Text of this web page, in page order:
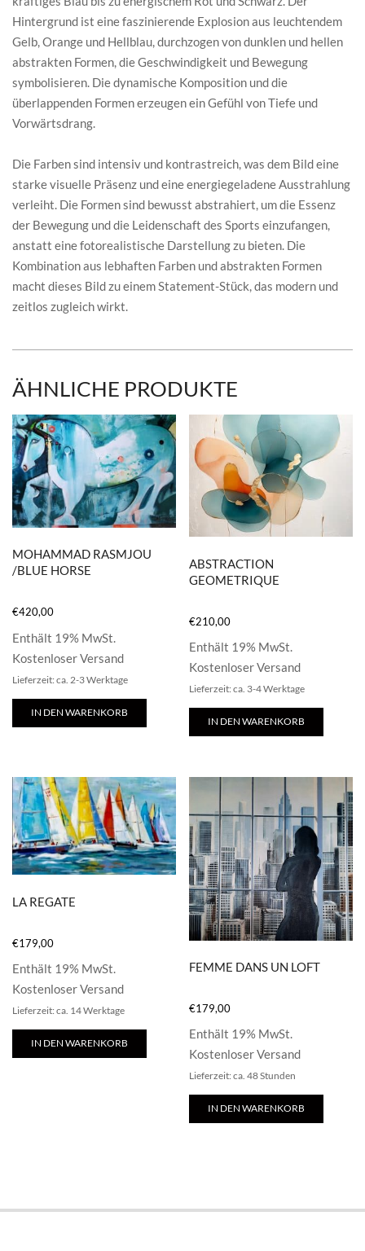
Hintergrund ist eine faszinierende Explosion aus leuchtendem
Gelb, Orange und Hellblau, durchzogen von dunklen und hellen
abstrakten Formen, die Geschwindigkeit und Bewegung
symbolisieren. Die dynamische Komposition und die
überlappenden Formen erzeugen ein Gefühl von Tiefe und
Vorwärtsdrang.
Die Farben sind intensiv und kontrastreich, was dem Bild eine
starke visuelle Präsenz und eine energiegeladene Ausstrahlung
verleiht. Die Formen sind bewusst abstrahiert, um die Essenz
der Bewegung und die Leidenschaft des Sports einzufangen,
anstatt eine fotorealistische Darstellung zu bieten. Die
Kombination aus lebhaften Farben und abstrakten Formen
macht dieses Bild zu einem Statement-Stück, das modern und
zeitlos zugleich wirkt.
ÄHNLICHE PRODUKTE
MOHAMMAD RASMJOU
/BLUE HORSE
€420,00
Enthält 19% MwSt.
Kostenloser Versand
Lieferzeit: ca. 2-3 Werktage
IN DEN WARENKORB
ABSTRACTION
GEOMETRIQUE
€210,00
Enthält 19% MwSt.
Kostenloser Versand
Lieferzeit: ca. 3-4 Werktage
IN DEN WARENKORB
LA REGATE
€179,00
Enthält 19% MwSt.
Kostenloser Versand
Lieferzeit: ca. 14 Werktage
IN DEN WARENKORB
FEMME DANS UN LOFT
€179,00
Enthält 19% MwSt.
Kostenloser Versand
Lieferzeit: ca. 48 Stunden
IN DEN WARENKORB